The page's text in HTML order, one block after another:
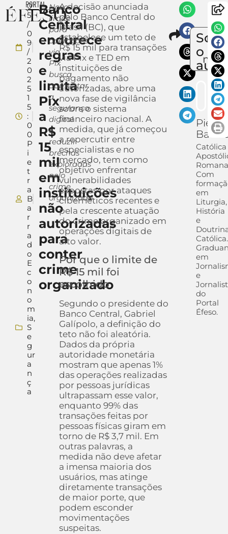
0
5
/
0
9
/
2
0
2
5
1
5
:
0
0
P
i
e
t
r
a
B
a
r
r
a
d
o
E
c
o
n
o
m
ia,
S
e
g
ur
a
n
ç
a
Banco
Central
endurece
regras
e
limita
Pix
a
R$
15
mil
em
instituições
não
autorizadas
para
conter
crime
organizado
Novo
limite
para
operações
via
Pix
busca
aumentar
a
segurança
digital
e
reduzir
brechas
exploradas
pelo
crime
organizado
A decisão anunciada
pelo Banco Central do
Brasil (BC), que
estabelece um teto de
R$ 15 mil para transações
via Pix e TED em
instituições de
pagamento não
autorizadas, abre uma
nova fase de vigilância
sobre o sistema
financeiro nacional. A
medida, que já começou
a repercutir entre
especialistas e no
mercado, tem como
objetivo enfrentar
vulnerabilidades
expostas por ataques
cibernéticos recentes e
pela crescente atuação
do crime organizado em
operações digitais de
alto valor.
Por que o limite de
R$ 15 mil foi
escolhido
Segundo o presidente do
Banco Central, Gabriel
Galípolo, a definição do
teto não foi aleatória.
Dados da própria
autoridade monetária
mostram que apenas 1%
das operações realizadas
por pessoas jurídicas
ultrapassam esse valor,
enquanto 99% das
transações feitas por
pessoas físicas giram em
torno de R$ 3,7 mil. Em
outras palavras, a
medida não deve afetar
a imensa maioria dos
usuários, mas atinge
diretamente transações
de maior porte, que
podem esconder
movimentações
suspeitas.
o
Pietra
Católica
Com
em
Liturgia,
História
e
Católica.
em
e
do
Portal
Éfeso.